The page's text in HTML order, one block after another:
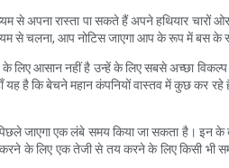
से अपना रास्ता पा सकते हैं अपने हथियार
से चलना, आप नोटिस जाएगा आप के रूप में बस
लिए आसान नहीं है उन्हें के लिए सबसे अच्छा
है कि बेचने महान कंपनियों वास्तव में कुछ कर
जाएगा एक लंबे समय किया जा सकता है। इन
के लिए एक तेजी से तय करने के लिए किसी भी